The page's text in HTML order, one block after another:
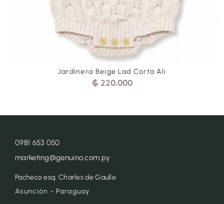
Jardinera Cel Tren Arr Corta
0981 653 050
marketing@genuino.com.py
Pacheco esq. Charles de Gaulle
Asunción - Paraguay